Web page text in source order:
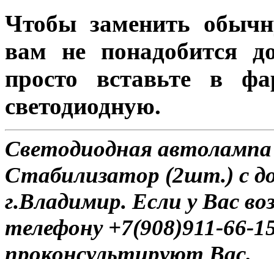
Чтобы заменить
вам не понадобится
просто вставьте в
светодиодную.
Светодиодная
Стабилизатор (2шт.) с
г.Владимир. Если у Вас
телефону +7(908)911-
проконсультируют Вас.